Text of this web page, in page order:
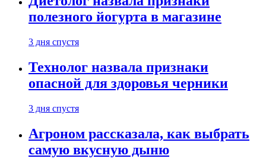
полезного йогурта в магазине
3 дня спустя
Технолог назвала признаки
опасной для здоровья черники
3 дня спустя
Агроном рассказала, как выбрать
самую вкусную дыню